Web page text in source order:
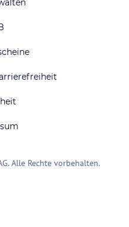
Alle Rechte vorbehalten.